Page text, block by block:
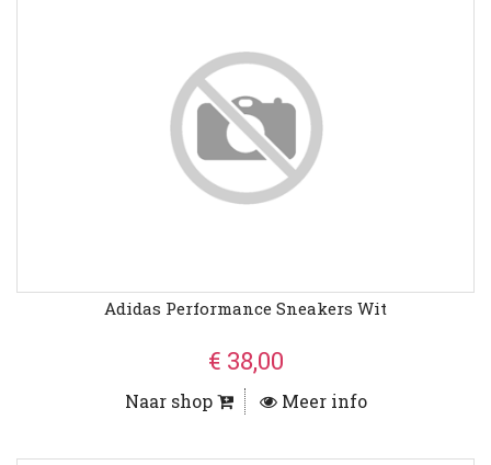
Adidas Performance Sneakers Wit
€ 38,00
Naar shop Meer info